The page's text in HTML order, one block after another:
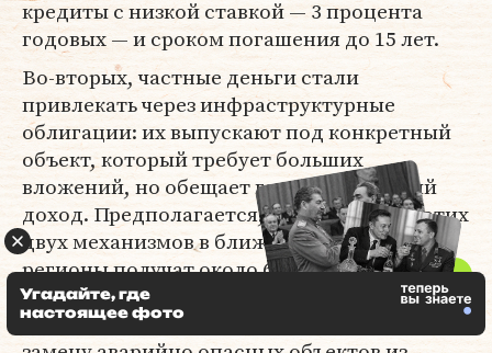
кредиты с низкой ставкой — 3 процента
годовых — и сроком погашения до 15 лет.
Во-вторых, частные деньги стали
привлекать через инфраструктурные
облигации: их выпускают под конкретный
объект, который требует больших
вложений, но обещает гарантированный
доход. Предполагается, что с помощью этих
двух механизмов в ближайшие годы
регионы получат около 650 миллиардов
рублей. В-третьих, в августе 2021 года Фонд
ЖКХполучил150 миллиардов рублей на
Угадайте, где
настоящее фото